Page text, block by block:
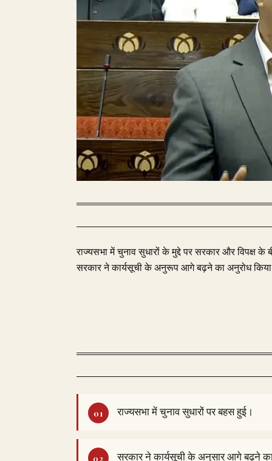
राज्यसभा में चुनाव सुधारों के मुद्दे पर सरकार और विपक्ष
सरकार ने कार्यसूची के अनुरूप आगे बढ़ने का अनुरोध
राज्यसभा में चुनाव सुधारों पर बहस हुई।
सरकार ने कार्यसूची के अनुसार आगे बढ़ने